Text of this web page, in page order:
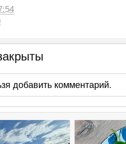
добавить комментарий.